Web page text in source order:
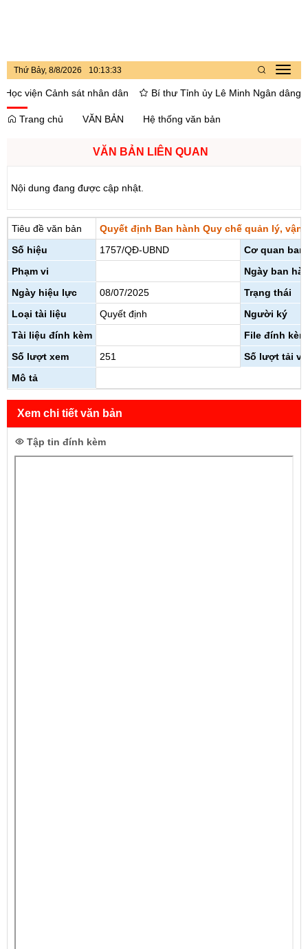
Thứ Bảy, 8/8/2026 10:13:33
viện Cảnh sát nhân dân Bí thư Tỉnh ủy Lê Minh Ngân dâng
Trang chủ VĂN BẢN Hệ thống văn bản
VĂN BẢN LIÊN QUAN
Nội dung đang được cập nhật.
Tiêu đề văn bản
Quyết định Ban hành Quy chế quản lý,
Số hiệu
1757/QĐ-UBND
Cơ quan ban
Phạm vi
Ngày ban
Ngày hiệu lực
08/07/2025
Trạng thái
Loại tài liệu
Quyết định
Người ký
Tài liệu đính kèm
File đính kèm
Số lượt xem
251
Số lượt tải về
Mô tả
Xem chi tiết văn bản
Tập tin đính kèm